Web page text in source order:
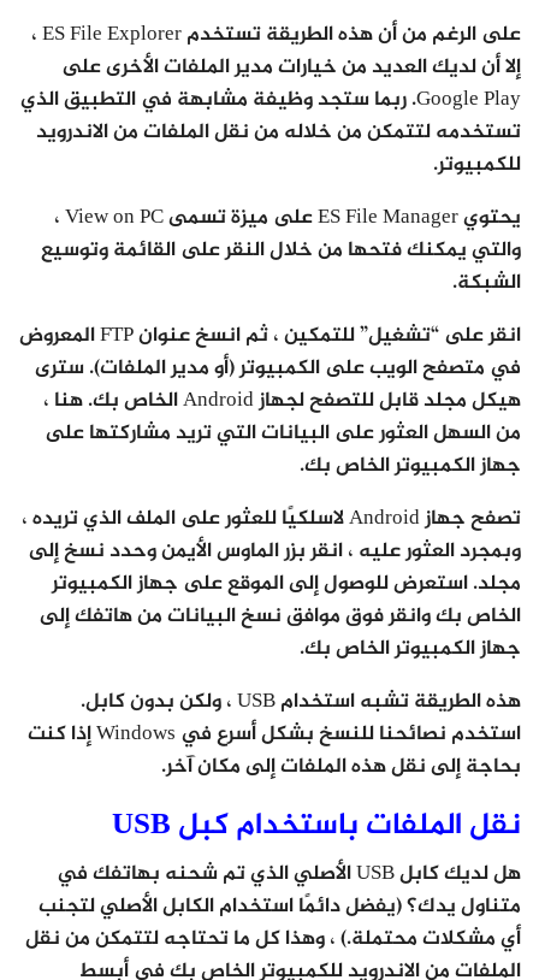
على الرغم من أن هذه الطريقة تستخدم ES File Explorer ،
إلا أن لديك العديد من خيارات مدير الملفات الأخرى على
Google Play. ربما ستجد وظيفة مشابهة في التطبيق الذي
تستخدمه لتتمكن من خلاله من نقل الملفات من الاندرويد
للكمبيوتر.
يحتوي ES File Manager على ميزة تسمى View on PC ،
والتي يمكنك فتحها من خلال النقر على القائمة وتوسيع
الشبكة.
انقر على “تشغيل” للتمكين ، ثم انسخ عنوان FTP المعروض
في متصفح الويب على الكمبيوتر (أو مدير الملفات). سترى
هيكل مجلد قابل للتصفح لجهاز Android الخاص بك. هنا ،
من السهل العثور على البيانات التي تريد مشاركتها على
جهاز الكمبيوتر الخاص بك.
تصفح جهاز Android لاسلكيًا للعثور على الملف الذي تريده ،
وبمجرد العثور عليه ، انقر بزر الماوس الأيمن وحدد نسخ إلى
مجلد. استعرض للوصول إلى الموقع على جهاز الكمبيوتر
الخاص بك وانقر فوق موافق نسخ البيانات من هاتفك إلى
جهاز الكمبيوتر الخاص بك.
هذه الطريقة تشبه استخدام USB ، ولكن بدون كابل.
استخدم نصائحنا للنسخ بشكل أسرع في Windows إذا كنت
بحاجة إلى نقل هذه الملفات إلى مكان آخر.
نقل الملفات باستخدام كبل USB
هل لديك كابل USB الأصلي الذي تم شحنه بهاتفك في
متناول يدك؟ (يفضل دائمًا استخدام الكابل الأصلي لتجنب
أي مشكلات محتملة.) ، وهذا كل ما تحتاجه لتتمكن من نقل
الملفات من الاندرويد للكمبيوتر الخاص بك في أبسط